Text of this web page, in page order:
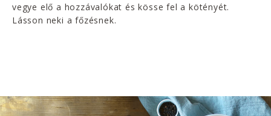
vegye elő a hozzávalókat és kösse fel a kötényét.
Lásson neki a főzésnek.